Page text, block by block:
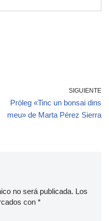
SIGUIENTE
Pròleg «Tinc un bonsai dins
meu» de Marta Pérez Sierra
no será publicada. Los
con *